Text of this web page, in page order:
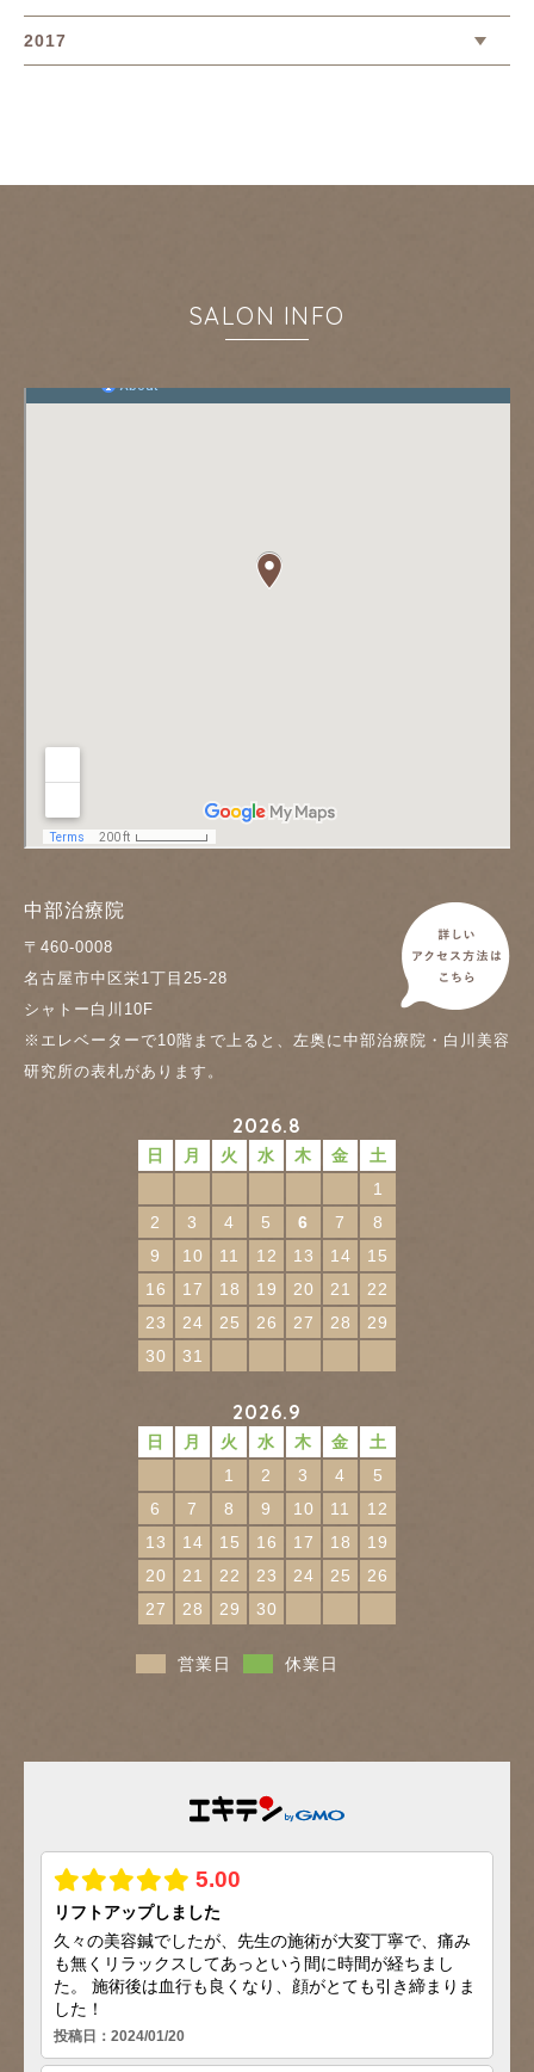
2017
SALON INFO
中部治療院
〒460-0008
名古屋市中区栄1丁目25-28
シャトー白川10F
※エレベーターで10階まで上ると、左奥に中部治療院・白川美容
研究所の表札があります。
2026.8
日 月 火 水 木 金
土
1
2
3 4 5 6 7
8
9
10 11 12 13 14
15
16
17 18 19 20 21
22
23
24 25 26 27 28
29
30
31
2026.9
日 月 火 水 木 金
土
1
2 3 4
5
6
7 8 9 10 11
12
13
14 15 16 17 18
19
20
21 22 23 24 25
26
27
28 29 30
営業日 休業日